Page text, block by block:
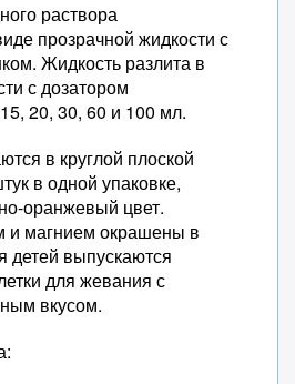
раствора
прозрачной жидкости с
Жидкость разлита в
с дозатором
20, 30, 60 и 100 мл.
в круглой плоской
в одной упаковке,
оранжевый цвет.
и магнием окрашены в
детей выпускаются
для жевания с
вкусом.